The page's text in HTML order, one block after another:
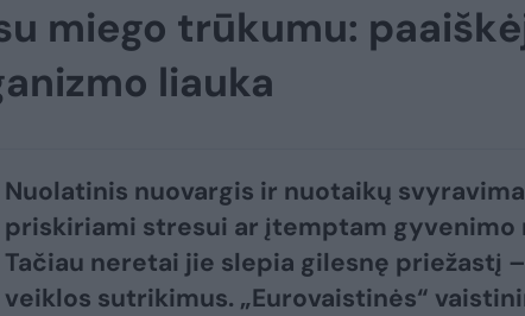
miego trūkumu:
liauka
Nuolatinis nuovargis ir nuotaikų
priskiriami stresui ar įtemptam gyvenimo
Tačiau neretai jie slepia gilesnę priežastį
veiklos sutrikimus. „Eurovaistinės“